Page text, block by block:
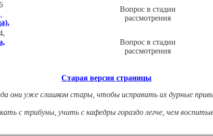
Вопрос в стадии
рассмотрения
Вопрос в стадии
рассмотрения
Старая версия страницы
они уже слишком стары, чтобы исправить их дурные
с трибуны, учить с кафедры гораздо легче, чем